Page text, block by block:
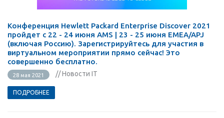
Конференция Hewlett Packard Enterprise Discover 2021
пройдет с 22 - 24 июня AMS | 23 - 25 июня EMEA/APJ
(включая Россию). Зарегистрируйтесь для участия в
виртуальном мероприятии прямо сейчас! Это
совершенно бесплатно.
28 мая 2021 // Новости IT
ПОДРОБНЕЕ